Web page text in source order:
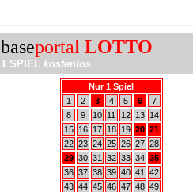
baseportal LOTTO
1 SPIEL kostenlos
Nur 1 Spiel
1
2 3 4 5 6
7
8
9 10 11 12 13
14
15
16 17 18 19 20 21
22 23 24 25 26 27 28
29 30 31 32 33 34 35
36 37 38 39 40 41
42
43 44 45 46 47 48 49